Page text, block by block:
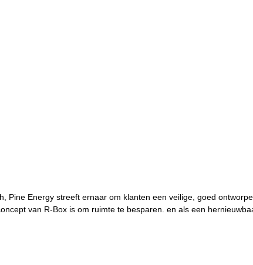
van R-Box is om ruimte te besparen. en als een